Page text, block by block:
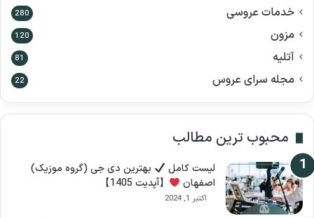
خدمات عروسی 280
مزون 120
آتلیه 81
مجله سرای عروس 22
محبوب ترین مطالب
لیست کامل
بهترین دی جی (گروه موزیک)
اصفهان
【آپدیت 1405】
اکتبر 1, 2024